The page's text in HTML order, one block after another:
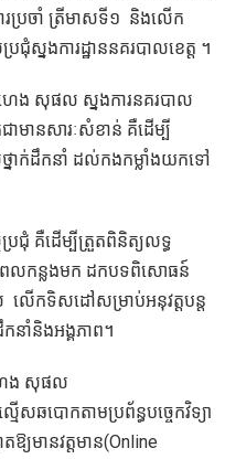
រប្រចាំ ត្រីមាសទី១ និងលើក
ស្នងការដ្ឋាននគរបាលខេត្ត ។
េង សុផល ស្នងការនគរបាល
ជាមានសារៈសំខាន់ គឺដើម្បី
នាក់ដឹកនាំ ដល់កងកម្លាំងយកទៅ
រជុំ គឺដើម្បីត្រួតពិនិត្យលទ្ធ
ពេលកន្លងមក ដកបទពិសោធន៍
ើកទិសដៅសម្រាប់អនុវត្តបន្ត
ាំនិងអង្គភាព។
េង សុផល
សឆបោកតាមប្រព័ន្ធបច្ចេកវិទ្យា
យមានវត្តមាន(Online